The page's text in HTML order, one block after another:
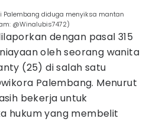
Palembang diduga menyiksa mantan
@Winalubis7472)
dengan pasal 315
oleh seorang wanita
(25) di salah satu
Palembang. Menurut
bekerja untuk
hukum yang membelit